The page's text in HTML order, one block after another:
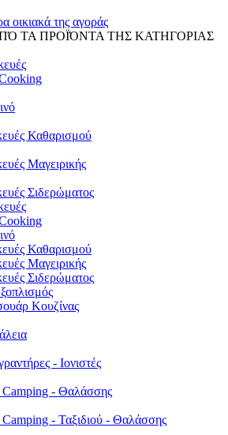
οικιακά της αγοράς
ΤΑ ΠΡΟΪΌΝΤΑ ΤΗΣ ΚΑΤΗΓΟΡΙΑΣ
Καθαρισμού
Μαγειρικής
Σιδερώματος
Καθαρισμού
Μαγειρικής
Σιδερώματος
Κουζίνας
- Ιονιστές
Camping - Θαλάσσης
Camping - Ταξιδιού - Θαλάσσης